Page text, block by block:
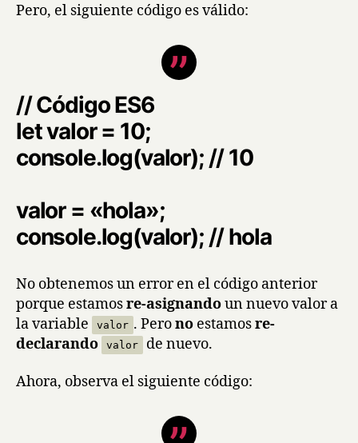
Pero, el siguiente código es válido:
// Código ES6
let valor = 10;
console.log(valor); // 10
valor = «hola»;
console.log(valor); // hola
No obtenemos un error en el código anterior
porque estamosre-asignandoun nuevo valor a
la variable
valor . Perono estamosre-
declarando
valor de nuevo.
Ahora, observa el siguiente código: